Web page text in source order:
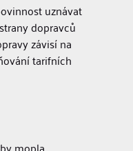
uznávat
dopravců
závisí na
tarifních